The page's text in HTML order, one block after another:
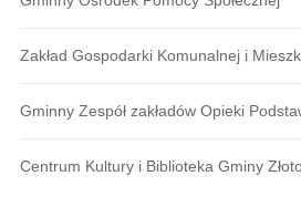
Zakład Gospodarki Komunalnej i
Gminny Zespół zakładów Opieki
Centrum Kultury i Biblioteka Gminy